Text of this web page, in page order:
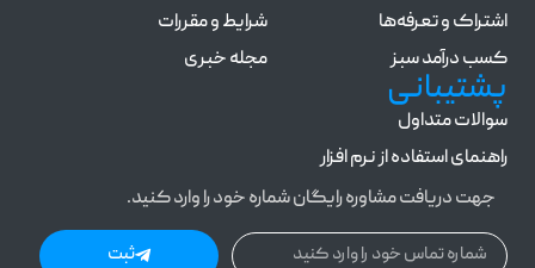
اشتراک و تعرفه‌ها
کسب درآمد سبز
شرایط و مقررات
مجله خبری
پشتیبانی
سوالات متداول
راهنمای استفاده از نرم افزار
جهت دریافت مشاوره رایگان شماره خود را وارد کنید.
ثبت